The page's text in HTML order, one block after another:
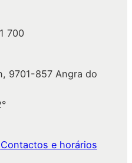
700
9701-857 Angra do
Contactos e horários